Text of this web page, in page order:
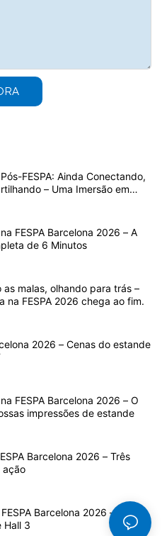
FESPA: Ainda Conectando,
– Uma Imersão em
FESPA Barcelona 2026 – A
de 6 Minutos
as malas, olhando para trás –
na FESPA 2026 chega ao fim.
2026 – Cenas do estande
FESPA Barcelona 2026 – O
impressões de estande
Barcelona 2026 – Três
ação
Barcelona 2026 – The
Hall 3